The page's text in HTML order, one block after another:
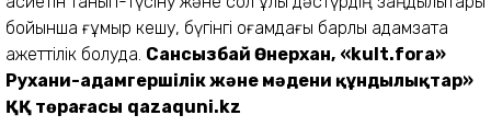
Сансызбай Өнерхан, «kult.fora»
Рухани-адамгершілік және мәдени құндылықтар»
ҚҚ төрағасы qazaquni.kz